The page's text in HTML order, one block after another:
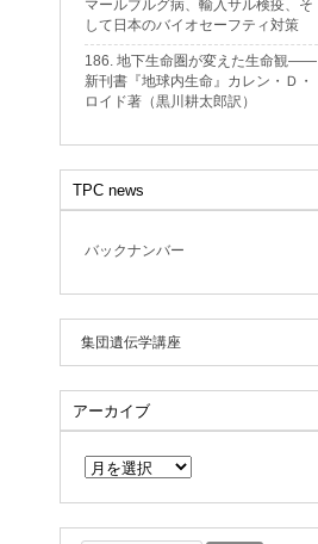
マールブルグ病、輸入サル検疫、そ
して日本のバイオセーフティ対策
186. 地下生命圏が変えた生命観——
新刊書『地球内生命』カレン・Ｄ・
ロイド著（黒川耕太郎訳）
TPC news
バックナンバー
集団遺伝学講座
アーカイブ
イ
ブ